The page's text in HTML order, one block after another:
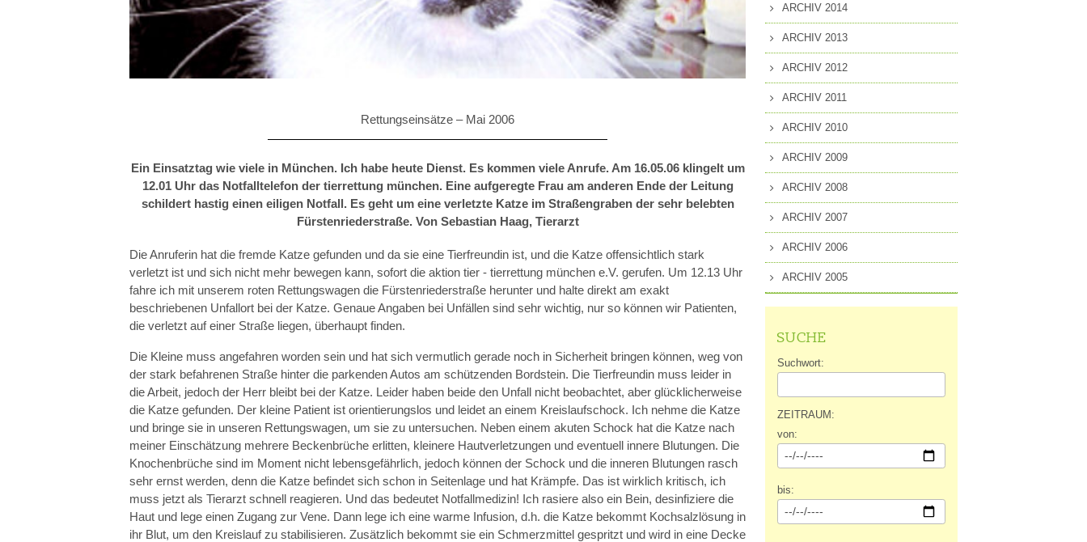
IGEL
Rettungseinsätze – Mai 2006
Ein Einsatztag wie viele in München. Ich habe heute Dienst. Es kommen viele Anrufe. Am 16.05.06 klingelt um
12.01 Uhr das Notfalltelefon der tierrettung münchen. Eine aufgeregte Frau am anderen Ende der Leitung
schildert hastig einen eiligen Notfall. Es geht um eine verletzte Katze im Straßengraben der sehr belebten
Fürstenriederstraße. Von Sebastian Haag, Tierarzt
Die Anruferin hat die fremde Katze gefunden und da sie eine Tierfreundin ist, und die Katze offensichtlich stark
verletzt ist und sich nicht mehr bewegen kann, sofort die aktion tier - tierrettung münchen e.V. gerufen. Um 12.13 Uhr
fahre ich mit unserem roten Rettungswagen die Fürstenriederstraße herunter und halte direkt am exakt
beschriebenen Unfallort bei der Katze. Genaue Angaben bei Unfällen sind sehr wichtig, nur so können wir Patienten,
die verletzt auf einer Straße liegen, überhaupt finden.
Die Kleine muss angefahren worden sein und hat sich vermutlich gerade noch in Sicherheit bringen können, weg von
der stark befahrenen Straße hinter die parkenden Autos am schützenden Bordstein. Die Tierfreundin muss leider in
die Arbeit, jedoch der Herr bleibt bei der Katze. Leider haben beide den Unfall nicht beobachtet, aber glücklicherweise
die Katze gefunden. Der kleine Patient ist orientierungslos und leidet an einem Kreislaufschock. Ich nehme die Katze
und bringe sie in unseren Rettungswagen, um sie zu untersuchen. Neben einem akuten Schock hat die Katze nach
meiner Einschätzung mehrere Beckenbrüche erlitten, kleinere Hautverletzungen und eventuell innere Blutungen. Die
Knochenbrüche sind im Moment nicht lebensgefährlich, jedoch können der Schock und die inneren Blutungen rasch
sehr ernst werden, denn die Katze befindet sich schon in Seitenlage und hat Krämpfe. Das ist wirklich kritisch, ich
muss jetzt als Tierarzt schnell reagieren. Und das bedeutet Notfallmedizin! Ich rasiere also ein Bein, desinfiziere die
Haut und lege einen Zugang zur Vene. Dann lege ich eine warme Infusion, d.h. die Katze bekommt Kochsalzlösung in
ihr Blut, um den Kreislauf zu stabilisieren. Zusätzlich bekommt sie ein Schmerzmittel gespritzt und wird in eine Decke
ARCHIV 2014
ARCHIV 2013
ARCHIV 2012
ARCHIV 2011
ARCHIV 2010
ARCHIV 2009
ARCHIV 2008
ARCHIV 2007
ARCHIV 2006
ARCHIV 2005
SUCHE
Suchwort:
ZEITRAUM:
von:
bis: